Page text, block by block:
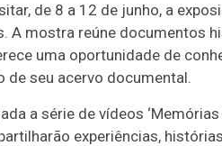
de 8 a 12 de junho, a
A mostra reúne documentos
uma oportunidade de
de seu acervo documental.
a série de vídeos
experiências,